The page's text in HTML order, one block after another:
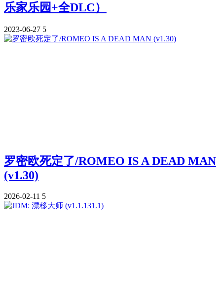
乐家乐园+全DLC）
2023-06-27 5
罗密欧死定了/ROMEO IS A DEAD MAN
(v1.30)
2026-02-11 5